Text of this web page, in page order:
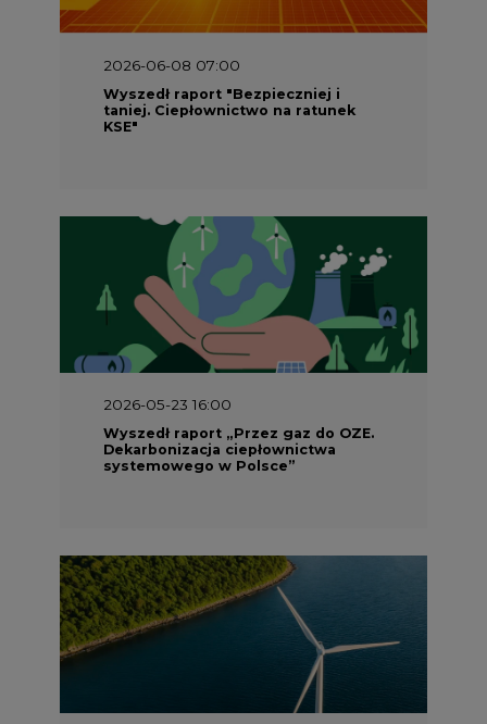
2026-06-08 07:00
Wyszedł raport "Bezpieczniej i
taniej. Ciepłownictwo na ratunek
KSE"
2026-05-23 16:00
Wyszedł raport „Przez gaz do OZE.
Dekarbonizacja ciepłownictwa
systemowego w Polsce”